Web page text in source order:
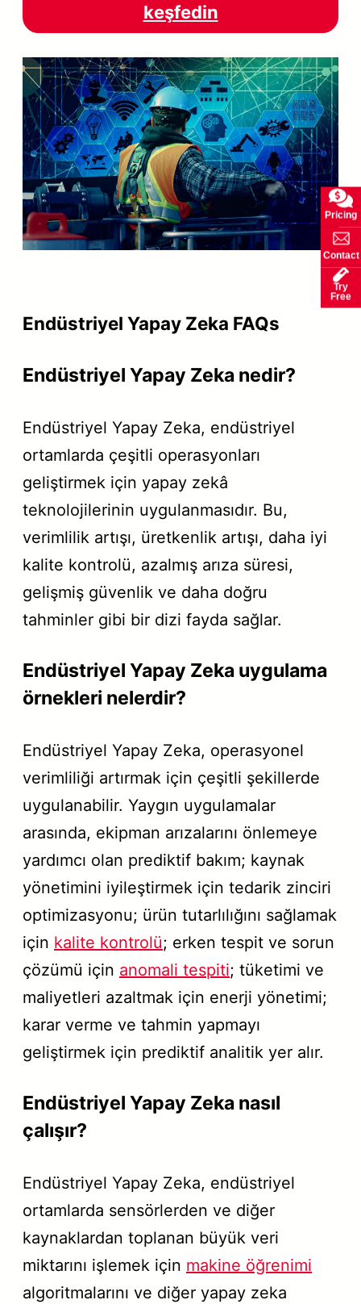
keşfedin
Endüstriyel Yapay Zeka FAQs
Endüstriyel Yapay Zeka nedir?
Endüstriyel Yapay Zeka, endüstriyel
ortamlarda çeşitli operasyonları
geliştirmek için yapay zekâ
teknolojilerinin uygulanmasıdır. Bu,
verimlilik artışı, üretkenlik artışı, daha iyi
kalite kontrolü, azalmış arıza süresi,
gelişmiş güvenlik ve daha doğru
tahminler gibi bir dizi fayda sağlar.
Endüstriyel Yapay Zeka uygulama
örnekleri nelerdir?
Endüstriyel Yapay Zeka, operasyonel
verimliliği artırmak için çeşitli şekillerde
uygulanabilir. Yaygın uygulamalar
arasında, ekipman arızalarını önlemeye
yardımcı olan prediktif bakım; kaynak
yönetimini iyileştirmek için tedarik zinciri
optimizasyonu; ürün tutarlılığını sağlamak
için kalite kontrolü; erken tespit ve sorun
çözümü için anomali tespiti; tüketimi ve
maliyetleri azaltmak için enerji yönetimi;
karar verme ve tahmin yapmayı
geliştirmek için prediktif analitik yer alır.
Endüstriyel Yapay Zeka nasıl
çalışır?
Endüstriyel Yapay Zeka, endüstriyel
ortamlarda sensörlerden ve diğer
kaynaklardan toplanan büyük veri
miktarını işlemek için makine öğrenimi
algoritmalarını ve diğer yapay zeka
Pricing
Contact
Try
Free